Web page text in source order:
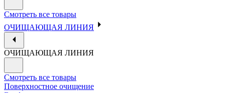
Смотреть все товары
ОЧИЩАЮЩАЯ ЛИНИЯ
ОЧИЩАЮЩАЯ ЛИНИЯ
Смотреть все товары
Поверхностное очищение